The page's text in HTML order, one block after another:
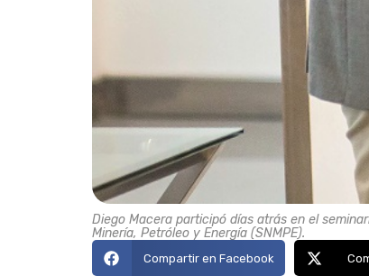
Diego Macera participó días atrás en el
Minería, Petróleo y Energía (SNMPE).
Compartir en Facebook